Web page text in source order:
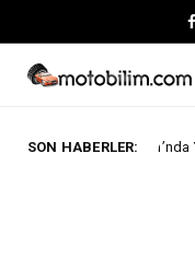
SON HABERLER:
Fuarı’nda Yerini Alıyor